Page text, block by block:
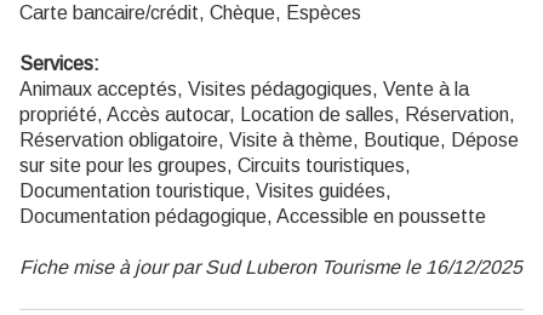
Carte bancaire/crédit, Chèque, Espèces
Services:
Animaux acceptés, Visites pédagogiques, Vente à la
propriété, Accès autocar, Location de salles, Réservation,
Réservation obligatoire, Visite à thème, Boutique, Dépose
sur site pour les groupes, Circuits touristiques,
Documentation touristique, Visites guidées,
Documentation pédagogique, Accessible en poussette
Fiche mise à jour par Sud Luberon Tourisme le 16/12/2025